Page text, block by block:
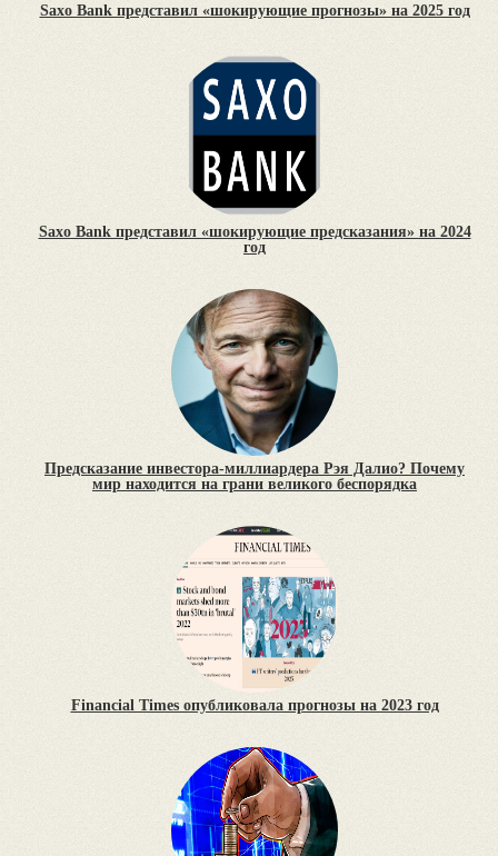
Saxo Bank представил «шокирующие прогнозы» на 2025 год
Saxo Bank представил «шокирующие предсказания» на 2024
год
Предсказание инвестора-миллиардера Рэя Далио? Почему
мир находится на грани великого беспорядка
Financial Times опубликовала прогнозы на 2023 год